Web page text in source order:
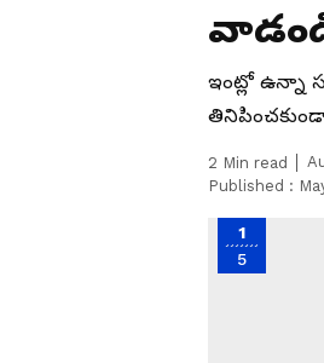
ఇంట్లో ఉన్నా
2 Min read
Published :
1
5